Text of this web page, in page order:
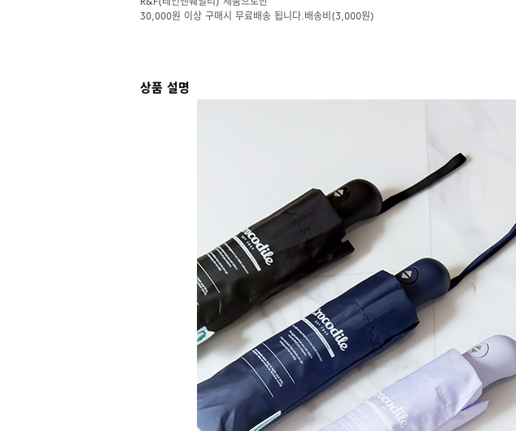
R&F(레인앤훼밀리) 제품으로만
30,000원 이상 구매시 무료배송 됩니다.배송비(3,000원)
상품 설명